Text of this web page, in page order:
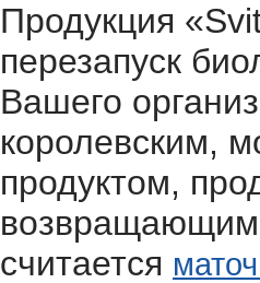
Продукция
перезапуск
Вашего
королевским,
продуктом,
считается